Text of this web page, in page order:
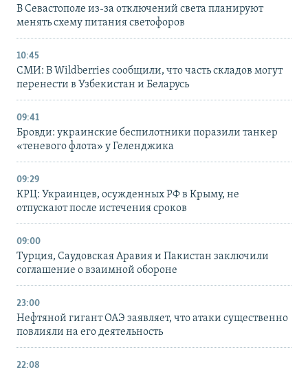
В Севастополе из-за отключений света планируют
менять схему питания светофоров
10:45
СМИ: В Wildberries сообщили, что часть складов могут
перенести в Узбекистан и Беларусь
09:41
Бровди: украинские беспилотники поразили танкер
«теневого флота» у Геленджика
09:29
КРЦ: Украинцев, осужденных РФ в Крыму, не
отпускают после истечения сроков
09:00
Турция, Саудовская Аравия и Пакистан заключили
соглашение о взаимной обороне
23:00
Нефтяной гигант ОАЭ заявляет, что атаки существенно
повлияли на его деятельность
22:08